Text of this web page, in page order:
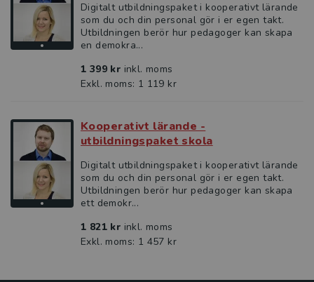
Digitalt utbildningspaket i kooperativt lärande
som du och din personal gör i er egen takt.
Utbildningen berör hur pedagoger kan skapa
en demokra...
1 399 kr inkl. moms
Exkl. moms: 1 119 kr
Kooperativt lärande -
utbildningspaket skola
Digitalt utbildningspaket i kooperativt lärande
som du och din personal gör i er egen takt.
Utbildningen berör hur pedagoger kan skapa
ett demokr...
1 821 kr inkl. moms
Exkl. moms: 1 457 kr